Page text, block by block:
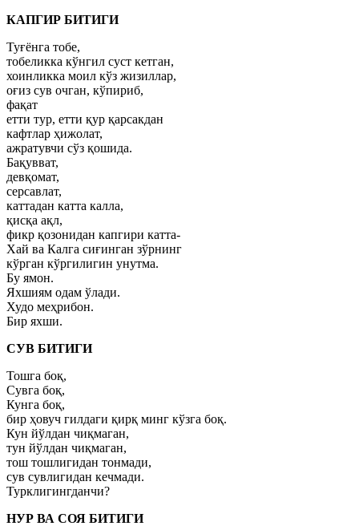
КАПГИР БИТИГИ
Туғёнга тобе,
тобеликка кўнгил суст кетган,
хоинликка моил кўз жизиллар,
оғиз сув очган, кўпириб,
фақат
етти тур, етти қур қарсакдан
кафтлар ҳижолат,
ажратувчи сўз қошида.
Бақувват,
девқомат,
серсавлат,
каттадан катта калла,
қисқа ақл,
фикр қозонидан капгири катта-
Хай ва Калга сиғинган зўрнинг
кўрган кўргилигин унутма.
Бу ямон.
Яхшиям одам ўлади.
Худо меҳрибон.
Бир яхши.
СУВ БИТИГИ
Тошга боқ,
Сувга боқ,
Кунга боқ,
бир ҳовуч гилдаги қирқ минг кўзга боқ.
Кун йўлдан чиқмаган,
тун йўлдан чиқмаган,
тош тошлигидан тонмади,
сув сувлигидан кечмади.
Турклигингданчи?
НУР ВА СОЯ БИТИГИ